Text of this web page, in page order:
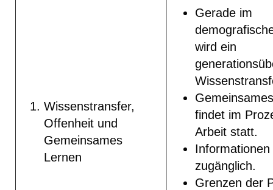
Wissenstransfer,
Offenheit und
Gemeinsames
Lernen
Gerade im
wird ein
findet im
Arbeit statt.
zugänglich.
Grenzen der